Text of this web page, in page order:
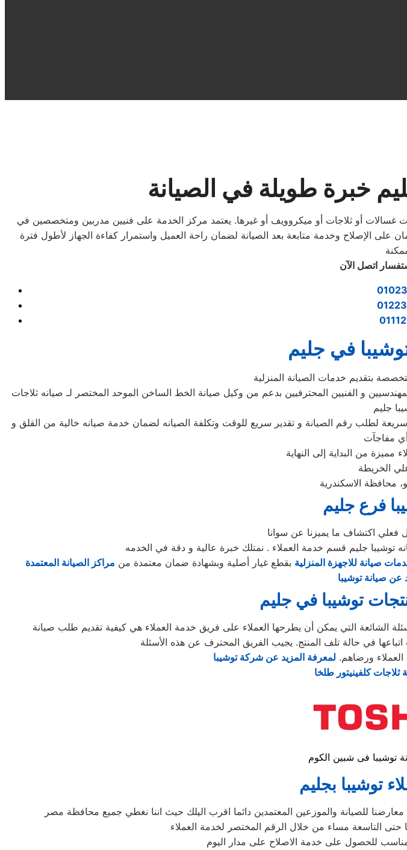
خبرة طويلة في الصيانة
غسالات أو ثلاجات أو ميكروويف أو غيرها. يعتمد مركز الخدمة على فنيين مدربين ومتخصصين في
الإصلاح وخدمة متابعة بعد الصيانة لضمان راحة العميل واستمرار كفاءة الجهاز لأطول فترة
اتصل الآن
في جليم
بتقديم خدمات الصيانة المنزلية
و الفنيين المحترفيين بدعم من وكيل صيانة الخط الساخن الموحد المختصر لـ صيانه ثلاجات
لطلب رقم الصيانة و تقدير سريع للوقت وتكلفة الصيانه لضمان خدمة صيانه خالية من القلق و
الخريطة
محافظة الاسكندرية
فرعجليم
فعلي اكتشاف ما يميزنا عن سوانا
توشيبا جليم قسم خدمة العملاء . نمتلك خبرة عالية و دقة في الخدمه
صيانة للاجهزة المنزلية بقطع غيار أصلية وبشهادة ضمان معتمدة من مراكز الصيانة المعتمدة
عن صيانة توشيبا
توشيبا في جليم
في حالة تلف المنتج. يجيب الفريق المحترف عن هذه الأسئلة
ورضاهم. لمعرفة المزيد عن شركة توشيبا
ثلاجات كلفينيتور طلخا
توشيبا فى شبين الكوم
توشيبا بجليم
للحصول على خدمة الاصلاح على مدار اليوم